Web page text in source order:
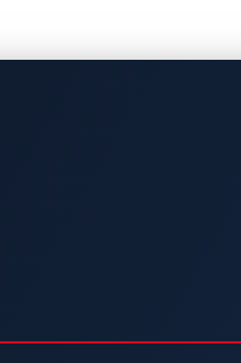
りSDV
」との互換性認証を取得